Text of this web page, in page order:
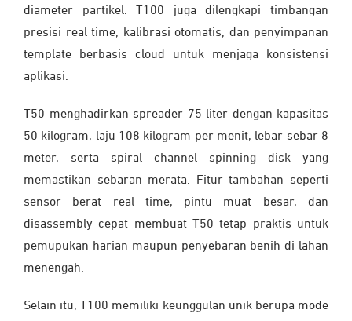
diameter partikel. T100 juga dilengkapi timbangan
presisi real time, kalibrasi otomatis, dan penyimpanan
template berbasis cloud untuk menjaga konsistensi
aplikasi.
T50 menghadirkan spreader 75 liter dengan kapasitas
50 kilogram, laju 108 kilogram per menit, lebar sebar 8
meter, serta spiral channel spinning disk yang
memastikan sebaran merata. Fitur tambahan seperti
sensor berat real time, pintu muat besar, dan
disassembly cepat membuat T50 tetap praktis untuk
pemupukan harian maupun penyebaran benih di lahan
menengah.
Selain itu, T100 memiliki keunggulan unik berupa mode